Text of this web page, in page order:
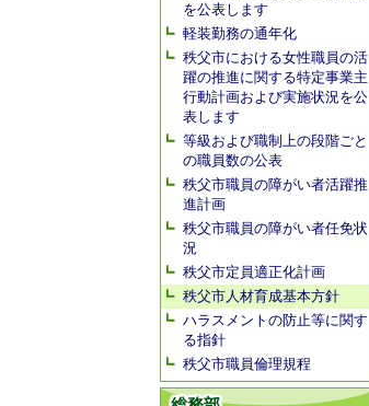
を公表します
軽装勤務の通年化
秩父市における女性職員の活
躍の推進に関する特定事業主
行動計画および実施状況を公
表します
等級および職制上の段階ごと
の職員数の公表
秩父市職員の障がい者活躍推
進計画
秩父市職員の障がい者任免状
況
秩父市定員適正化計画
秩父市人材育成基本方針
ハラスメントの防止等に関す
る指針
秩父市職員倫理規程